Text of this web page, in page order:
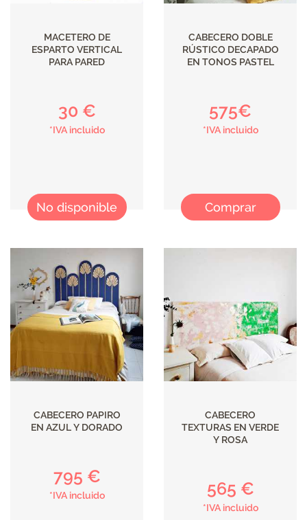
MACETERO DE
ESPARTO VERTICAL
PARA PARED
30 €
*IVA incluido
No disponible
CABECERO DOBLE
RÚSTICO DECAPADO
EN TONOS PASTEL
575€
*IVA incluido
Comprar
CABECERO PAPIRO
EN AZUL Y DORADO
795 €
*IVA incluido
CABECERO
TEXTURAS EN VERDE
Y ROSA
565 €
*IVA incluido